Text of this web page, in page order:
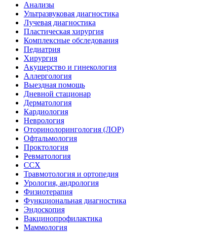
Анализы
Ультразвуковая диагностика
Лучевая диагностика
Пластическая хирургия
Комплексные обследования
Педиатрия
Хирургия
Акушерство и гинекология
Аллергология
Выездная помощь
Дневной стационар
Дерматология
Кардиология
Неврология
Оторинолорингология (ЛОР)
Офтальмология
Проктология
Ревматология
ССХ
Травмотология и ортопедия
Урология, андрология
Физиотерапия
Функциональная диагностика
Эндоскопия
Вакцинопрофилактика
Маммология